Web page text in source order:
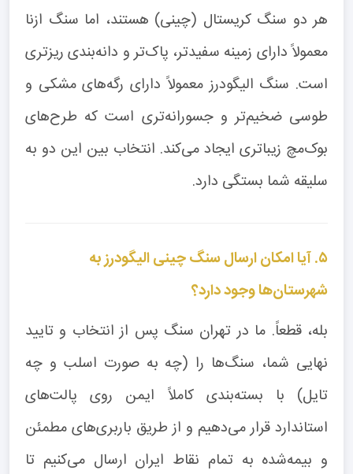
هر دو سنگ کریستال (چینی) هستند، اما سنگ ازنا
معمولاً دارای زمینه سفیدتر، پاک‌تر و دانه‌بندی ریزتری
است. سنگ الیگودرز معمولاً دارای رگه‌های مشکی و
طوسی ضخیم‌تر و جسورانه‌تری است که طرح‌های
بوک‌مچ زیباتری ایجاد می‌کند. انتخاب بین این دو به
سلیقه شما بستگی دارد.
۵. آیا امکان ارسال سنگ چینی الیگودرز به
شهرستان‌ها وجود دارد؟
بله، قطعاً. ما در تهران سنگ پس از انتخاب و تایید
نهایی شما، سنگ‌ها را (چه به صورت اسلب و چه
تایل) با بسته‌بندی کاملاً ایمن روی پالت‌های
استاندارد قرار می‌دهیم و از طریق باربری‌های مطمئن
و بیمه‌شده به تمام نقاط ایران ارسال می‌کنیم تا